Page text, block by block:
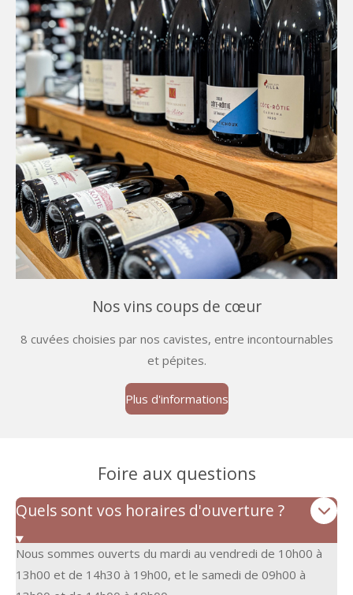
Nos vins coups de cœur
8 cuvées choisies par nos cavistes, entre incontournables
et pépites.
Plus d'informations
Foire aux questions
Quels sont vos horaires d'ouverture ?
Nous sommes ouverts du mardi au vendredi de 10h00 à
13h00 et de 14h30 à 19h00, et le samedi de 09h00 à